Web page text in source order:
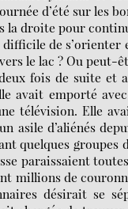
d’été sur les
droite pour
de s’orienter
le lac ? Ou peut-
fois de suite et
avait emporté
télévision. Elle
asile d’aliénés
quelques groupes
paraissaient
millions de
désirait se